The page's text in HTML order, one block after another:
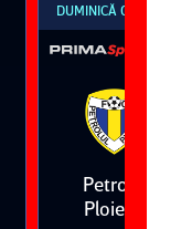
DUMINICĂ 09 AUG,
Petrolul
Ploieşti